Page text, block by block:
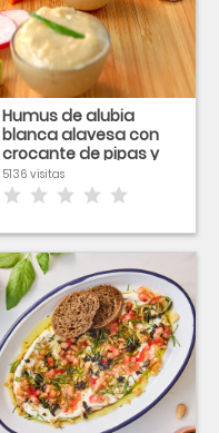
Humus de alubia
blanca alavesa con
crocante de pipas y
avellanas
5136 visitas